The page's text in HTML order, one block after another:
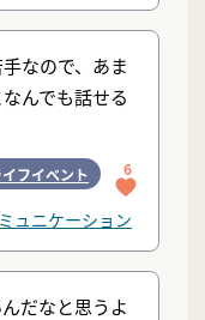
なので、あま
んでも話せる
イフイベント 6
ュニケーション
だなと思うよ